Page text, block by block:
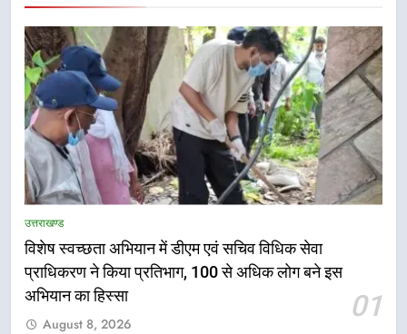
उत्तराखण्ड
विशेष स्वच्छता अभियान में डीएम एवं सचिव विधिक सेवा
प्राधिकरण ने किया प्रतिभाग, 100 से अधिक लोग बने इस
अभियान का हिस्सा
01
August 8, 2026
5
हर घर तिरंगा अभियान को जन-जन तक
पहुंचाने की तैयारी, 9 से 17 अगस्त तक